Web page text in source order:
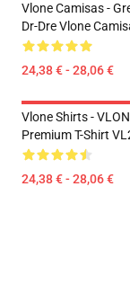
Vlone Camisas -
Dr-Dre Vlone
24,38 € - 28,06 €
Vlone Shirts -
Premium T-Shirt
24,38 € - 28,06 €